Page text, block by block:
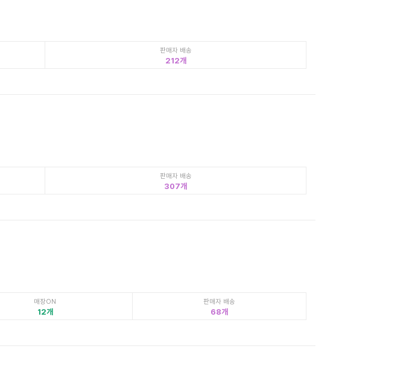
판매자 배송
212
판매자 배송
307
매장ON
12
판매자 배송
68